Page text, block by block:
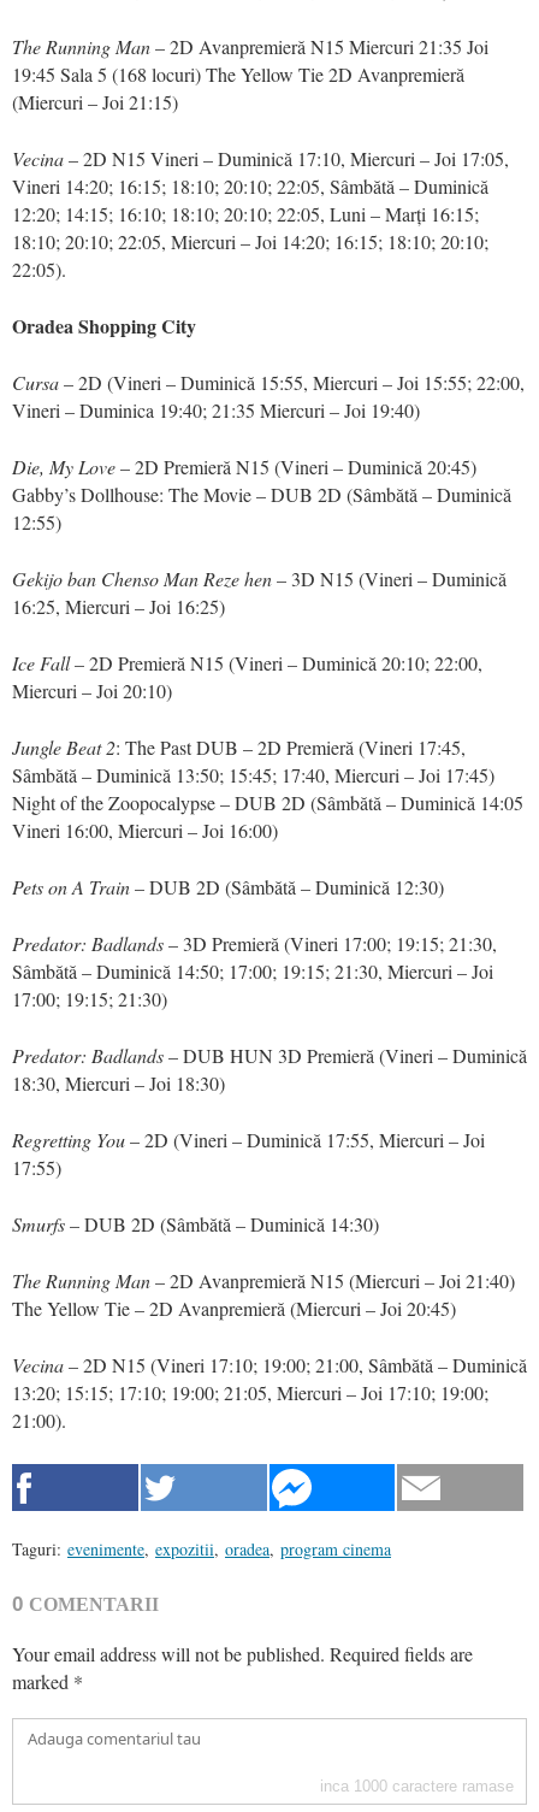
The Running Man– 2D Avanpremieră N15 Miercuri 21:35 Joi
19:45 Sala 5 (168 locuri) The Yellow Tie 2D Avanpremieră
(Miercuri – Joi 21:15)
Vecina– 2D N15 Vineri – Duminică 17:10, Miercuri – Joi 17:05,
Vineri 14:20; 16:15; 18:10; 20:10; 22:05, Sâmbătă – Duminică
12:20; 14:15; 16:10; 18:10; 20:10; 22:05, Luni – Marți 16:15;
18:10; 20:10; 22:05, Miercuri – Joi 14:20; 16:15; 18:10; 20:10;
22:05).
Oradea Shopping City
Cursa– 2D (Vineri – Duminică 15:55, Miercuri – Joi 15:55; 22:00,
Vineri – Duminica 19:40; 21:35 Miercuri – Joi 19:40)
Die, My Love– 2D Premieră N15 (Vineri – Duminică 20:45)
Gabby’s Dollhouse: The Movie – DUB 2D (Sâmbătă – Duminică
12:55)
Gekijo ban Chenso Man Reze hen– 3D N15 (Vineri – Duminică
16:25, Miercuri – Joi 16:25)
Ice Fall– 2D Premieră N15 (Vineri – Duminică 20:10; 22:00,
Miercuri – Joi 20:10)
Jungle Beat 2: The Past DUB – 2D Premieră (Vineri 17:45,
Sâmbătă – Duminică 13:50; 15:45; 17:40, Miercuri – Joi 17:45)
Night of the Zoopocalypse – DUB 2D (Sâmbătă – Duminică 14:05
Vineri 16:00, Miercuri – Joi 16:00)
Pets on A Train– DUB 2D (Sâmbătă – Duminică 12:30)
Predator: Badlands– 3D Premieră (Vineri 17:00; 19:15; 21:30,
Sâmbătă – Duminică 14:50; 17:00; 19:15; 21:30, Miercuri – Joi
17:00; 19:15; 21:30)
Predator: Badlands– DUB HUN 3D Premieră (Vineri – Duminică
18:30, Miercuri – Joi 18:30)
Regretting You– 2D (Vineri – Duminică 17:55, Miercuri – Joi
17:55)
Smurfs– DUB 2D (Sâmbătă – Duminică 14:30)
The Running Man– 2D Avanpremieră N15 (Miercuri – Joi 21:40)
The Yellow Tie – 2D Avanpremieră (Miercuri – Joi 20:45)
Vecina– 2D N15 (Vineri 17:10; 19:00; 21:00, Sâmbătă – Duminică
13:20; 15:15; 17:10; 19:00; 21:05, Miercuri – Joi 17:10; 19:00;
21:00).
Taguri: evenimente, expozitii, oradea, program cinema
0 COMENTARII
Your email address will not be published. Required fields are
marked *
inca 1000 caractere ramase